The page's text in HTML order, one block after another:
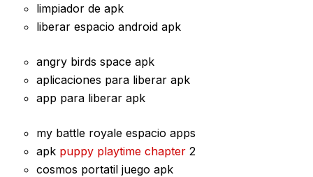
limpiador de apk
liberar espacio android apk
angry birds space apk
aplicaciones para liberar apk
app para liberar apk
my battle royale espacio apps
apk puppy playtime chapter 2
cosmos portatil juego apk